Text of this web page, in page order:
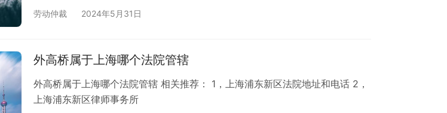
申请 2、等待申请审核，拿《受理案件通知书》和《开庭通知》 3、劳动仲裁调
击咨询按钮即可1对1咨询在线劳动争议律师。 劳动仲裁所…
劳动仲裁 2024年5月31日
外高桥属于上海哪个法院管辖
外高桥属于上海哪个法院管辖 相关推荐： 1，上海浦东新区法院地址和电话 2，
上海浦东新区律师事务所